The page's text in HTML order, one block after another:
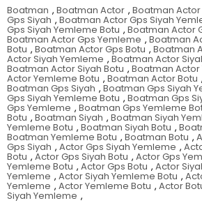
Boatman , Boatman Actor , Boatman Actor
Gps Siyah , Boatman Actor Gps Siyah
Gps Siyah Yemleme Botu , Boatman Actor
Boatman Actor Gps Yemleme , Boatman
Botu , Boatman Actor Gps Botu , Boatman
Actor Siyah Yemleme , Boatman Actor
Boatman Actor Siyah Botu , Boatman
Actor Yemleme Botu , Boatman Actor Botu ,
Boatman Gps Siyah , Boatman Gps Siyah
Gps Siyah Yemleme Botu , Boatman Gps
Gps Yemleme , Boatman Gps Yemleme
Botu , Boatman Siyah , Boatman Siyah
Yemleme Botu , Boatman Siyah Botu ,
Boatman Yemleme Botu , Boatman Botu ,
Gps Siyah , Actor Gps Siyah Yemleme ,
Botu , Actor Gps Siyah Botu , Actor Gps
Yemleme Botu , Actor Gps Botu , Actor
Yemleme , Actor Siyah Yemleme Botu ,
Yemleme , Actor Yemleme Botu , Actor
Siyah Yemleme ,